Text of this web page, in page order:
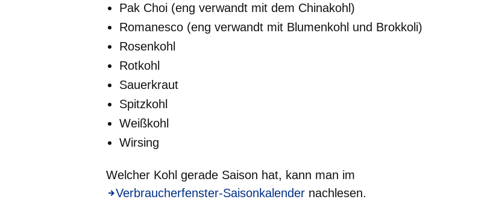
Pak Choi (eng verwandt mit dem Chinakohl)
Romanesco (eng verwandt mit Blumenkohl und Brokkoli)
Rosenkohl
Rotkohl
Sauerkraut
Spitzkohl
Weißkohl
Wirsing
Welcher Kohl gerade Saison hat, kann man im
Verbraucherfenster-Saisonkalender nachlesen.